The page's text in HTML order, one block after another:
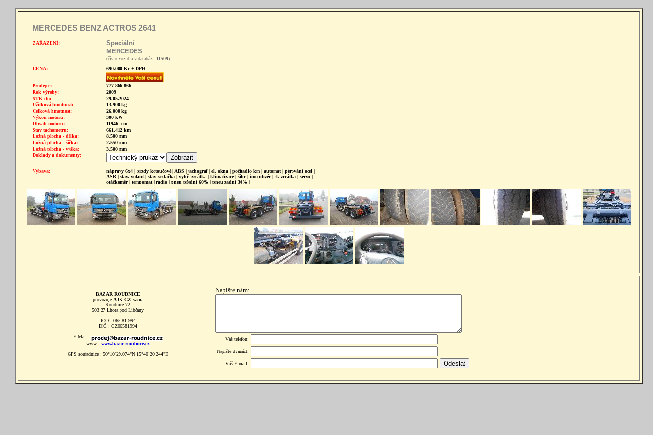
MERCEDES BENZ ACTROS 2641
ZAŘAZENÍ:
Speciální
MERCEDES
(číslo vozidla v databázi: 11509)
CENA:
690.000 Kč + DPH
Prodejce:
777 866 866
Rok výroby:
2009
STK do:
29.05.2024
Užitková hmotnost:
13.900 kg
Celková hmotnost:
26.000 kg
Výkon motoru:
300 kW
Obsah motoru:
11946 ccm
Stav tachometru:
661.412 km
Ložná plocha - délka:
8.500 mm
Ložná plocha - šířka:
2.550 mm
Ložná plocha - výška:
3.500 mm
Doklady a dokumenty:
Výbava:
nápravy 6x4 | brzdy kotoučové | ABS | tachograf | el. okna | počítadlo km | automat | pérování ocel |
ASR | stav. volant | stav. sedačka | vyhř. zrcátka | klimatizace | šíbr | imobilizér | el. zrcátka | servo |
otáčkoměr | tempomat | rádio | pneu přední 60% | pneu zadní 30% |
BAZAR ROUDNICE
provozuje AJK CZ s.r.o.
Roudnice 72
503 27 Lhota pod Libčany
IČO : 065 81 994
DIČ : CZ06581994
E-Mail :
www : www.bazar-roudnice.cz
GPS souřadnice : 50°10´29.074"N 15°40´20.244"E
Napište nám:
Váš telefon:
Napište dvanáct:
Váš E-mail: